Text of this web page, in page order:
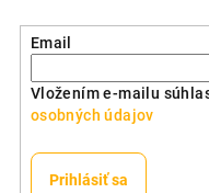
Email
Vložením e-mailu
osobných údajov
Prihlásiť sa